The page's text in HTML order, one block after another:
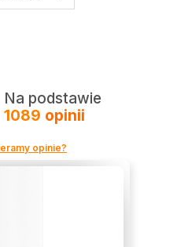
Na podstawie
1089 opinii
opinie?